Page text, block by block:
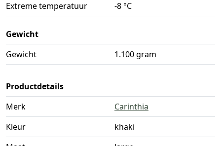
Extreme temperatuur
-8 °C
Gewicht
Gewicht
1.100 gram
Productdetails
Merk
Carinthia
Kleur
khaki